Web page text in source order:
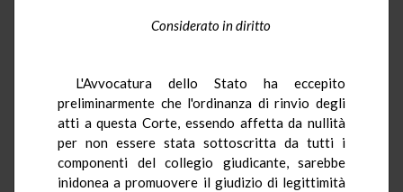
Considerato in diritto
L'Avvocatura dello Stato ha eccepito
preliminarmente che l'ordinanza di rinvio degli
atti a questa Corte, essendo affetta da nullità
per non essere stata sottoscritta da tutti i
componenti del collegio giudicante, sarebbe
inidonea a promuovere il giudizio di legittimità